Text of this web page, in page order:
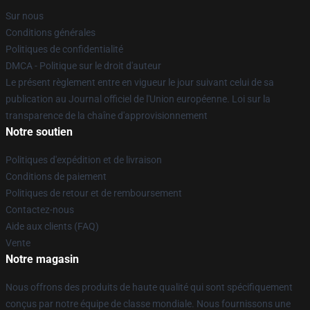
Sur nous
Conditions générales
Politiques de confidentialité
DMCA - Politique sur le droit d'auteur
Le présent règlement entre en vigueur le jour suivant celui de sa
publication au Journal officiel de l'Union européenne. Loi sur la
transparence de la chaîne d'approvisionnement
Notre soutien
Politiques d'expédition et de livraison
Conditions de paiement
Politiques de retour et de remboursement
Contactez-nous
Aide aux clients (FAQ)
Vente
Notre magasin
Nous offrons des produits de haute qualité qui sont spécifiquement
conçus par notre équipe de classe mondiale. Nous fournissons une